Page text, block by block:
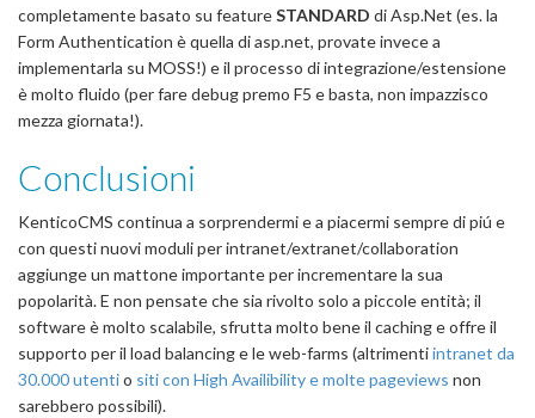
completamente basato su featureSTANDARD di Asp.Net (es. la
Form Authentication è quella di asp.net, provate invece a
implementarla su MOSS!) e il processo di integrazione/estensione
è molto fluido (per fare debug premo F5 e basta, non impazzisco
mezza giornata!).
Conclusioni
KenticoCMS continua a sorprendermi e a piacermi sempre di piú e
con questi nuovi moduli per intranet/extranet/collaboration
aggiunge un mattone importante per incrementare la sua
popolarità. E non pensate che sia rivolto solo a piccole entità; il
software è molto scalabile, sfrutta molto bene il caching e offre il
supporto per il load balancing e le web-farms (altrimentiintranet da
30.000 utentio siti con High Availibility e molte pageviews non
sarebbero possibili).